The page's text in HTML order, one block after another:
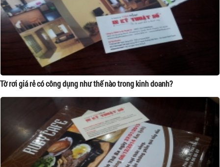
Tờ rơi giá rẻ có công dụng như thế nào trong kinh doanh?